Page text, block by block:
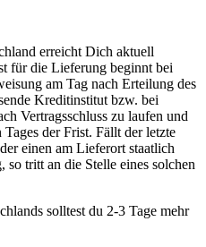
erreicht Dich aktuell
für die Lieferung beginnt bei
am Tag nach Erteilung des
Kreditinstitut bzw. bei
Vertragsschluss zu laufen und
der Frist. Fällt der letzte
einen am Lieferort staatlich
so tritt an die Stelle eines solchen
solltest du 2-3 Tage mehr